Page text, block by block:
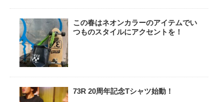
この春はネオンカラーのアイテムでい
つものスタイルにアクセントを！
73R 20周年記念Tシャツ始動！